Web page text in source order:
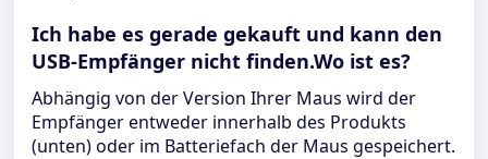
Ich habe es gerade gekauft und kann den
USB-Empfänger nicht finden.Wo ist es?
Abhängig von der Version Ihrer Maus wird der
Empfänger entweder innerhalb des Produkts
(unten) oder im Batteriefach der Maus gespeichert.